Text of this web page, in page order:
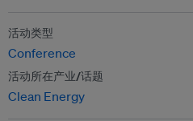
活动类型
Conference
活动所在产业/话题
Clean Energy